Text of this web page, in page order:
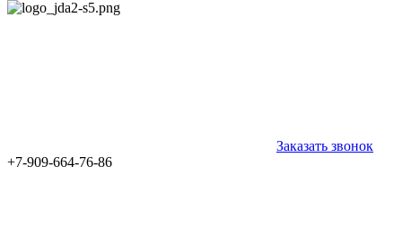
Заказать звонок
+7-909-664-76-86